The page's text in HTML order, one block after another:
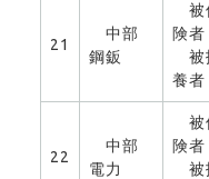
21
中部
鋼鈑
被
険者
被
養者
22
中部
電力
被
険者
被